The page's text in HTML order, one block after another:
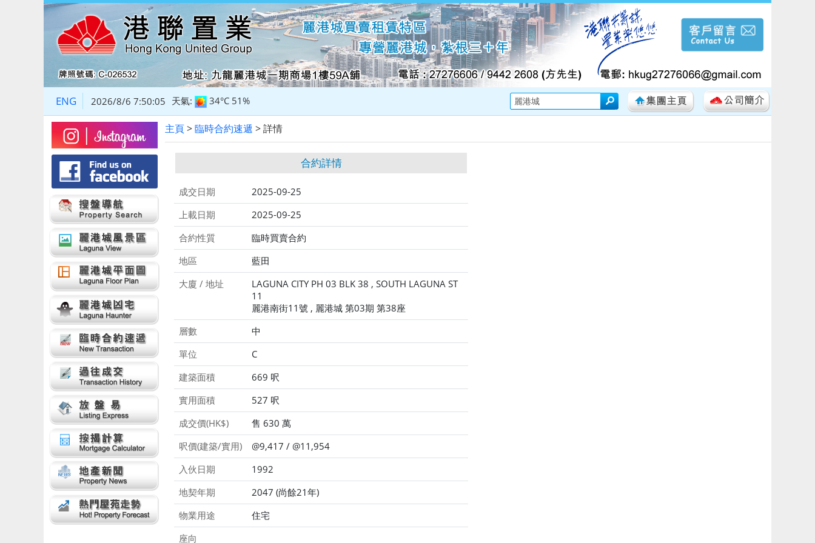
ENG 2026/8/6 7:50:05 天氣: 34°C 51%
主頁>臨時合約速遞 > 詳情
合約詳情
成交日期
2025-09-25
上載日期
2025-09-25
合約性質
臨時買賣合約
地區
藍田
大廈 / 地址
LAGUNA CITY PH 03 BLK 38 , SOUTH LAGUNA ST
11
麗港南街11號 , 麗港城 第03期 第38座
層數
中
單位
C
建築面積
669 呎
實用面積
527 呎
成交價(HK$)
售 630 萬
呎價(建築/實用)
@9,417 / @11,954
入伙日期
1992
地契年期
2047 (尚餘21年)
物業用途
住宅
座向